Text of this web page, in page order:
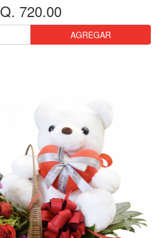
Q. 720.00
AGREGAR